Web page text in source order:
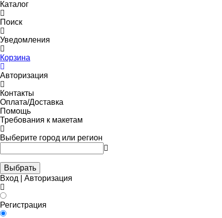
Каталог
Поиск
Уведомления
Корзина
Авторизация
Контакты
Оплата/Доставка
Помощь
Требования к макетам
Выберите город или регион
Выбрать
Вход | Авторизация
Регистрация